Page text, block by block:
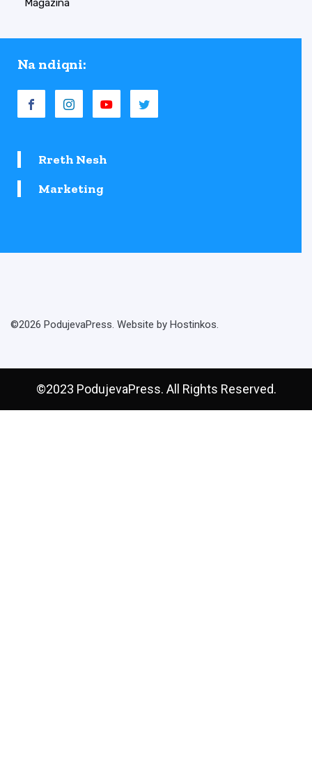
Magazina
Na ndiqni:
Rreth Nesh
Marketing
©2026 PodujevaPress. Website by Hostinkos.
©2023 PodujevaPress. All Rights Reserved.